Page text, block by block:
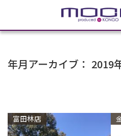
年月アーカイブ： 2019
富田林店